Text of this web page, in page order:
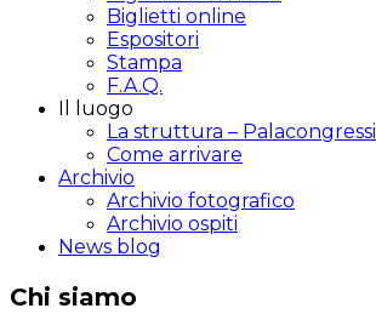
Biglietti online
Espositori
Stampa
F.A.Q.
Il luogo
La struttura – Palacongressi
Come arrivare
Archivio
Archivio fotografico
Archivio ospiti
News blog
Chi siamo